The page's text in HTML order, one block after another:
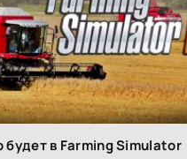
будет в Farming Simulator